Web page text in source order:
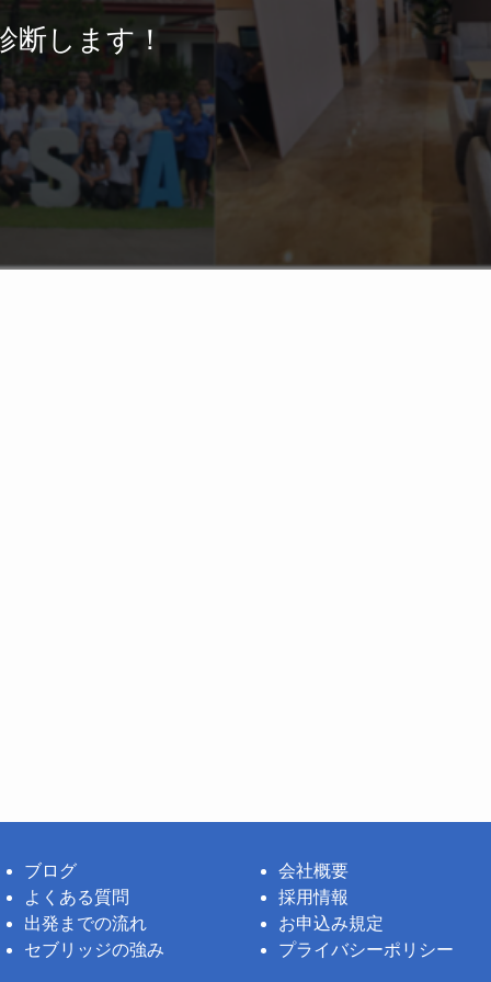
します！
ブログ
よくある質問
出発までの流れ
セブリッジの強み
会社概要
採用情報
お申込み規定
プライバシーポリシー